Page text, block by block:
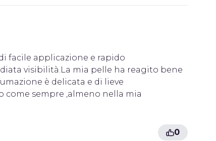
facile applicazione e rapido
visibilità.La mia pelle ha reagito bene
è delicata e di lieve
come sempre ,almeno nella mia
0